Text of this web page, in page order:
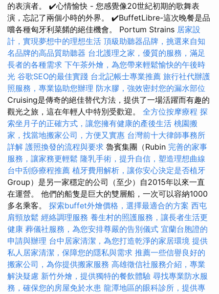
的表演者。 ✔️心情愉快 - 您感覺像20世紀初期的歌舞表
演，忘記了兩個小時的外界。 ✔️BuffetLibre-這次晚餐是品
嚐各種匈牙利菜餚的絕佳機會。 Portum Strains 居家設
計，實現夢想中的理想生活 頂級助聽器品牌，挑選來自知
名品牌的高品質助聽器 台北護理之家，優質的服務，滿足
長者的各種需求 下午茶外燴，為您帶來輕鬆愉快的午後時
光 谷歌SEO的最佳實踐 台北記帳士專業推薦 旅行社代辦護
照服務，專業協助您辦理 防水膠，強效密封您的漏水部位
Cruising是傳奇的絕佳替代方法，提供了一場活躍而有趣的
觀光之旅，這在年輕人中特別受歡迎。 全方位按摩療程 探
索坐月子的正確方式，讓您擁有健康的產後生活 桃園搬
家，找當地搬家公司，方便又實惠 台灣前十大律師事務所
詳解 護照換發的流程與要求 魯賓集團（Rubin 完善的家事
服務，讓家務更輕鬆 隆乳手術，提升自信，塑造理想曲線
台中刮痧療程推薦 植牙費用解析，讓你安心決定是否植牙
Group）是另一家穩定的公司（至少）自2015年以來一直
在運營。 他們的船隻是巨大的雙層船，一次可以容納1000
多名乘客。 探索buffet外燴價格，選擇最適合的方案 西屯
肩頸放鬆 經絡調理服務 養生村的照護服務，讓長者生活更
健康 葬儀社服務，為您安排尊嚴的告別儀式 宜蘭台胞證的
申請與辦理 台中居家清潔，為您打造乾淨的家居環境 提供
私人居家清潔，保障您的隱私與需求 推薦一些信譽良好的
搬家公司，為你提供搬家服務 高雄徵信社服務介紹，專業
解決疑慮 新竹外燴，提供獨特的餐飲體驗 尋找專業防水服
務，確保您的房屋免於水患 龍潭地區的眼科診所，提供專